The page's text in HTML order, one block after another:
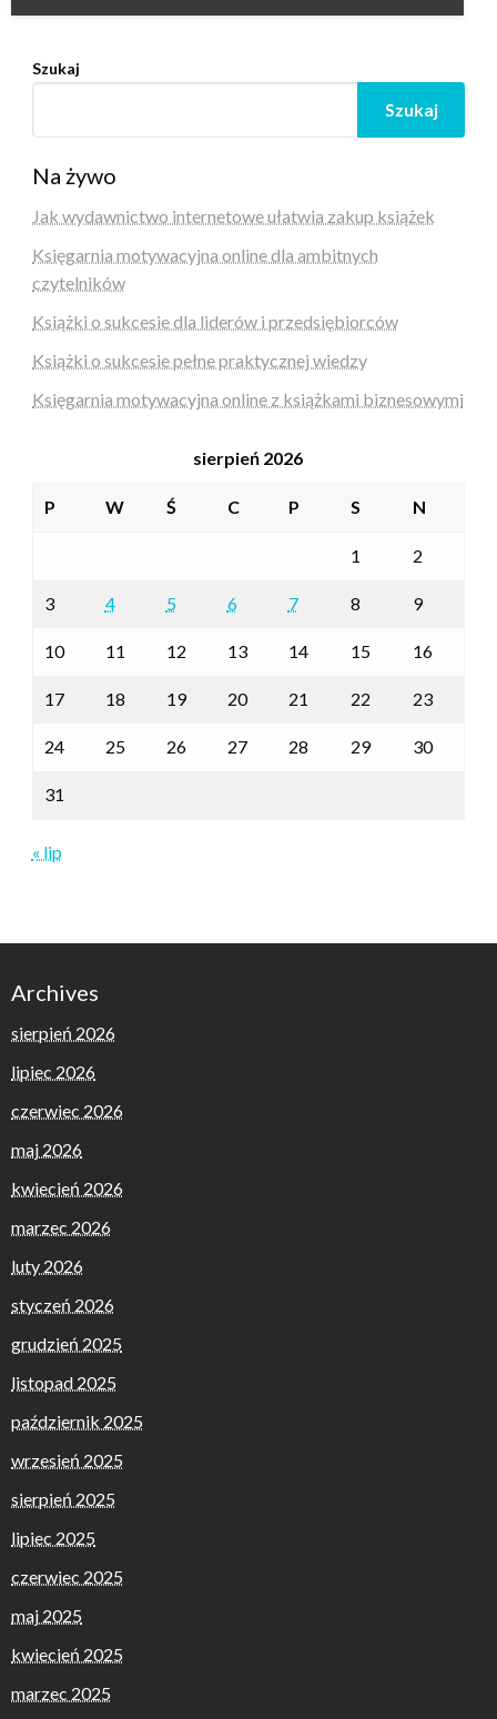
Szukaj
Szukaj
Na żywo
Jak wydawnictwo internetowe ułatwia zakup książek
Księgarnia motywacyjna online dla ambitnych
czytelników
Książki o sukcesie dla liderów i przedsiębiorców
Książki o sukcesie pełne praktycznej wiedzy
Księgarnia motywacyjna online z książkami biznesowymi
sierpień 2026
P W Ś C P S N
1 2
3 4 5 6 7 8 9
10 11 12 13 14 15 16
17 18 19 20 21 22 23
24 25 26 27 28 29 30
31
« lip
Archives
sierpień 2026
lipiec 2026
czerwiec 2026
maj 2026
kwiecień 2026
marzec 2026
luty 2026
styczeń 2026
grudzień 2025
listopad 2025
październik 2025
wrzesień 2025
sierpień 2025
lipiec 2025
czerwiec 2025
maj 2025
kwiecień 2025
marzec 2025